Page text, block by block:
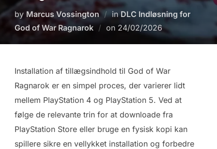
by Marcus Vossington inDLC Indløsning for
God of War Ragnarok
on Posted
24/02/2026
Installation af tillægsindhold til God of War
Ragnarok er en simpel proces, der varierer lidt
mellem PlayStation 4 og PlayStation 5. Ved at
følge de relevante trin for at downloade fra
PlayStation Store eller bruge en fysisk kopi kan
spillere sikre en vellykket installation og forbedre